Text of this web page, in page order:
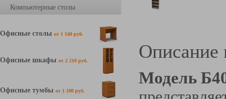
Компьютерные столы
Офисные столы от 1 140 руб.
Офисные шкафы от 2 210 руб.
Офисные тумбы от 1 100 руб.
Описание
Модель